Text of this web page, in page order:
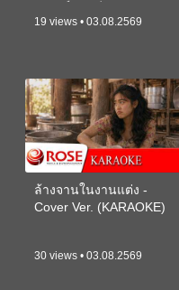
19 views • 03.08.2569
ล้างจานในงานแต่ง -
Cover Ver. (KARAOKE)
30 views • 03.08.2569